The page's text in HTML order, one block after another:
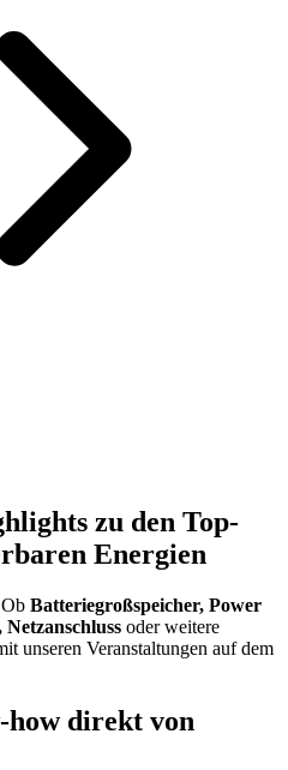
zu den Top-
Energien
Batteriegroßspeicher, Power
Netzanschluss oder weitere
unseren Veranstaltungen auf dem
how direkt von